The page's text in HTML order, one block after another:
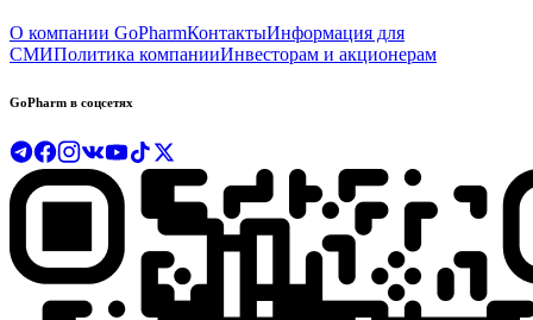
О компании GoPharmКонтактыИнформация для
СМИПолитика компанииИнвесторам и акционерам
GoPharm в соцсетях